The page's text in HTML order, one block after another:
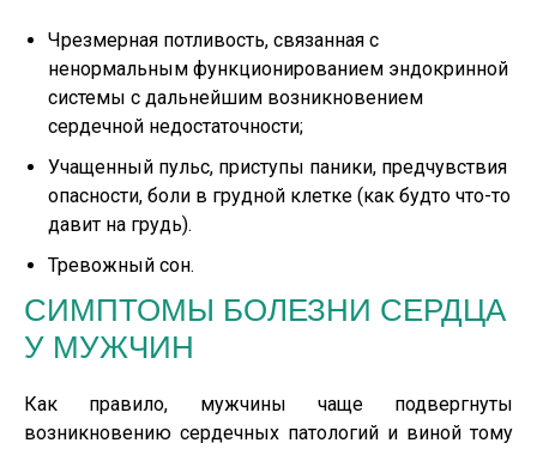
Чрезмерная потливость, связанная с
ненормальным функционированием эндокринной
системы с дальнейшим возникновением
сердечной недостаточности;
Учащенный пульс, приступы паники, предчувствия
опасности, боли в грудной клетке (как будто что-то
давит на грудь).
Тревожный сон.
СИМПТОМЫ БОЛЕЗНИ СЕРДЦА
У МУЖЧИН
Как правило, мужчины чаще подвергнуты
возникновению сердечных патологий и виной тому